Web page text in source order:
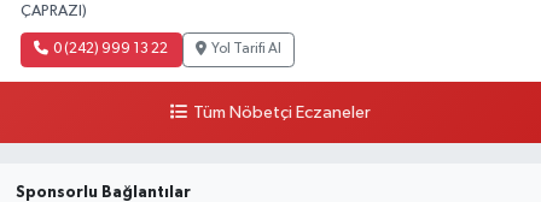
ÇAPRAZI)
0 (242) 999 13 22 Yol Tarifi Al
Tüm Nöbetçi Eczaneler
Sponsorlu Bağlantılar